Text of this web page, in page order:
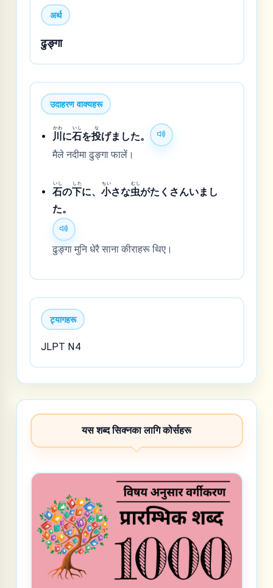
अर्थ
ढुङ्गा
उदाहरण वाक्यहरू
川
かわ
に石
いし
を投
な
げました。
मैले नदीमा ढुङ्गा फालें।
石
いし
の下
した
に、小
ちい
さな虫
むし
がたくさんいまし
た。
ढुङ्गा मुनि धेरै साना कीराहरू थिए।
ट्यागहरू
JLPT N4
यस शब्द सिक्नका लागि कोर्सहरू